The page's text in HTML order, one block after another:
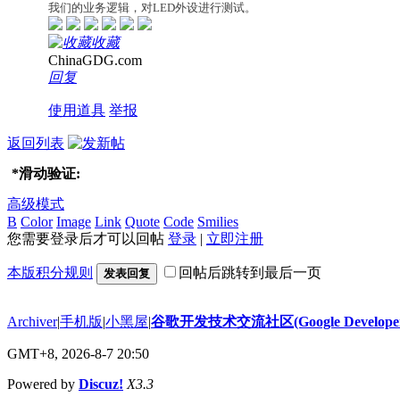
我们的业务逻辑，对LED外设进行测试。
收藏
ChinaGDG.com
回复
使用道具 举报
返回列表
*滑动验证:
高级模式
B Color Image Link Quote Code Smilies
您需要登录后才可以回帖 登录 | 立即注册
本版积分规则 发表回复 回帖后跳转到最后一页
Archiver|手机版|小黑屋|谷歌开发技术交流社区(Google
GMT+8, 2026-8-7 20:50
Powered by Discuz! X3.3